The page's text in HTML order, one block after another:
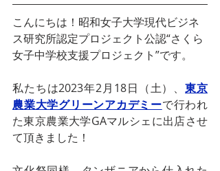
こんにちは！昭和女子大学現代ビジネ
ス研究所認定プロジェクト公認“さくら
女子中学校支援プロジェクト”です。
私たちは2023年2月18日（土）、東京
農業大学グリーンアカデミーで行われ
た東京農業大学GAマルシェに出店させ
て頂きました！